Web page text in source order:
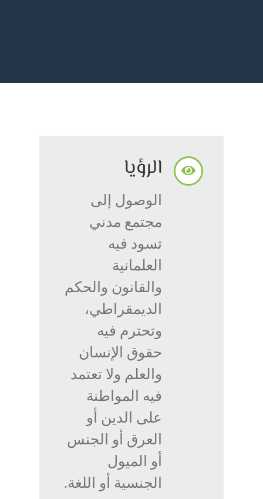
الرؤيا
الوصول إلى
مجتمع مدني
تسود فيه
العلمانية
والقانون والحكم
الديمقراطي،
وتحترم فيه
حقوق الإنسان
والعلم ولا تعتمد
فيه المواطنة
على الدين أو
العرق أو الجنس
أو الميول
الجنسية أو اللغة.